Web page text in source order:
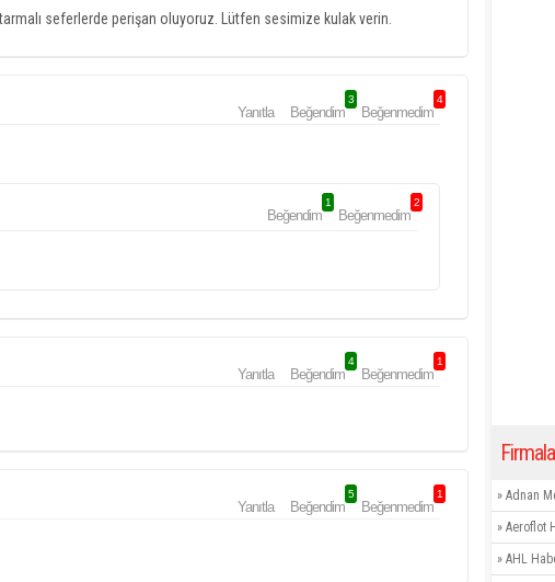
seferlerde perişan oluyoruz. Lütfen sesimize kulak verin.
Yanıtla Beğendim
3
Beğenmedim
4
Beğendim
1
Beğenmedim
2
Yanıtla Beğendim
4
Beğenmedim
1
Yanıtla Beğendim
5
Beğenmedim
1 » Adnan
» Aeroflot
» AHL